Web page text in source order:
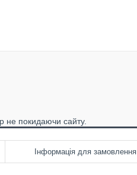
не покидаючи сайту.
Інформація для замовлення